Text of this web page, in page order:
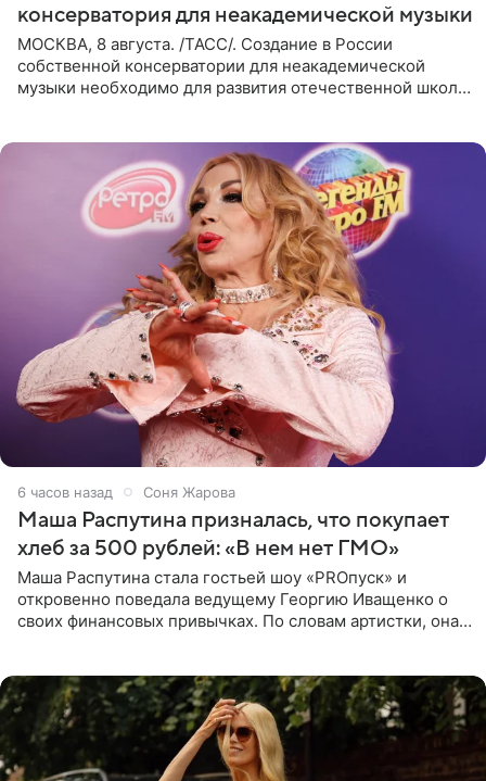
консерватория для неакадемической музыки
МОСКВА, 8 августа. /ТАСС/. Создание в России
собственной консерватории для неакадемической
музыки необходимо для развития отечественной школы
6 часов назад Соня Жарова
Маша Распутина призналась, что покупает
хлеб за 500 рублей: «В нем нет ГМО»
Маша Распутина стала гостьей шоу «PROпуск» и
откровенно поведала ведущему Георгию Иващенко о
своих финансовых привычках. По словам артистки, она